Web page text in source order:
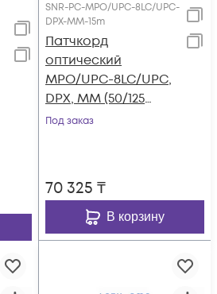
SNR-PC-MPO/UPC-8LC/UPC-
DPX-MM-15m
Патчкорд
оптический
MPO/UPC-8LC/UPC,
DPX, MM (50/125
OM3), 15 метров
Под заказ
70 325 ₸
В корзину